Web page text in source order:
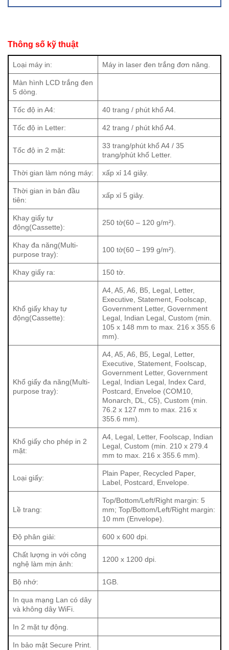
Độ phân giải và chất lượng in
Canon LBP246dw cung cấp độ phân giải in đa dạng, bao
gồm 600 x 600 dpi, 1200 x 1200 dpi và 2400 x 600 dpi.
Điều này cho phép máy in tạo ra những tài liệu sắc nét và
báo cáo, hợp đồng hay tài liệu quảng cáo. Chất lượng in
cao giúp người dùng tự tin hơn khi trình bày tài liệu trước
khách hàng hoặc đối tác.
Máy in này được trang bị nhiều cổng kết nối như USB,
LAN và Wi-Fi, mang đến sự linh hoạt cho người dùng.
Việc kết nối qua mạng Wi-Fi cho phép người dùng dễ
dàng in ấn từ nhiều thiết bị khác nhau mà không cần phải
cắm dây. Hơn nữa, Canon LBP246dw hỗ trợ in từ thiết bị
di động thông qua các ứng dụng như Canon PRINT
Business app, AirPrint cho iOS và Mopria. Điều này giúp
người dùng có thể in tài liệu một cách tiện lợi từ điện thoại
Tính năng in đảo mặt tự động
LBP246dw là khả năng in đảo mặt tự động. Tính năng này
không chỉ giúp tiết kiệm giấy mà còn giảm chi phí in ấn cho
doanh nghiệp. Việc in đảo mặt tự động cũng góp phần bảo
vệ môi trường, thể hiện trách nhiệm của doanh nghiệp đối
với việc sử dụng tài nguyên một cách hiệu quả.
Máy in Canon LBP246dw được trang bị bộ nhớ 1GB, giúp
tăng cường khả năng xử lý và in ấn nhanh chóng ngay cả
khi in các tài liệu có khối lượng lớn. Máy sử dụng hộp mực
Cartridge 070, có khả năng in tới 3,000 trang với độ phủ
mực tiêu chuẩn. Hộp mực theo máy cung cấp khoảng
1,500 trang, trong khi phiên bản 070H có thể in lên tới
10,200 trang, đảm bảo chi phí in ấn hợp lý cho doanh
Thông số kỹ thuật
Loại máy in: Máy in laser đen trắng đơn năng.
Màn hình LCD trắng đen
5 dòng.
Tốc độ in A4: 40 trang / phút khổ A4.
Tốc độ in Letter: 42 trang / phút khổ A4.
Tốc độ in 2 mặt:
33 trang/phút khổ A4 / 35
trang/phút khổ Letter.
Thời gian làm nóng máy: xấp xỉ 14 giây.
Thời gian in bản đầu
tiên:
xấp xỉ 5 giây.
Khay giấy tự
động(Cassette):
250 tờ(60 – 120 g/m²).
Khay đa năng(Multi-
purpose tray):
100 tờ(60 – 199 g/m²).
Khay giấy ra: 150 tờ.
Khổ giấy khay tự
động(Cassette):
A4, A5, A6, B5, Legal, Letter,
Executive, Statement, Foolscap,
Government Letter, Government
Legal, Indian Legal, Custom (min.
105 x 148 mm to max. 216 x 355.6
mm).
Khổ giấy đa năng(Multi-
purpose tray):
A4, A5, A6, B5, Legal, Letter,
Executive, Statement, Foolscap,
Government Letter, Government
Legal, Indian Legal, Index Card,
Postcard, Enveloe (COM10,
Monarch, DL, C5), Custom (min.
76.2 x 127 mm to max. 216 x
355.6 mm).
Khổ giấy cho phép in 2
mặt:
A4, Legal, Letter, Foolscap, Indian
Legal, Custom (min. 210 x 279.4
mm to max. 216 x 355.6 mm).
Loại giấy:
Plain Paper, Recycled Paper,
Label, Postcard, Envelope.
Lề trang:
Top/Bottom/Left/Right margin: 5
mm; Top/Bottom/Left/Right margin:
10 mm (Envelope).
Độ phân giải: 600 x 600 dpi.
Chất lượng in với công
nghệ làm mịn ảnh:
1200 x 1200 dpi.
Bộ nhớ: 1GB.
In qua mạng Lan có dây
và không dây WiFi.
In 2 mặt tự động.
In bảo mật Secure Print.